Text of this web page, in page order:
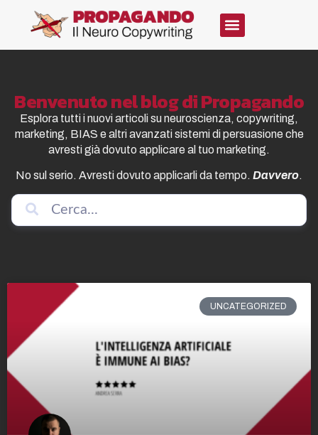
Benvenuto nel blog di Propagando
Esplora tutti i nuovi articoli su neuroscienza, copywriting,
marketing, BIAS e altri avanzati sistemi di persuasione che
avresti già dovuto applicare al tuo marketing.
No sul serio. Avresti dovuto applicarli da tempo. Davvero.
UNCATEGORIZED